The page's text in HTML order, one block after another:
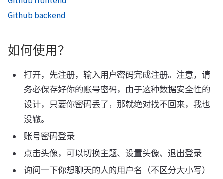
Github backend
如何使用？
打开，先注册，输入用户密码完成注册。注意，请
务必保存好你的账号密码，由于这种数据安全性的
设计，只要你密码丢了，那就绝对找不回来，我也
没辙。
账号密码登录
点击头像，可以切换主题、设置头像、退出登录
询问一下你想聊天的人的用户名（不区分大小写）